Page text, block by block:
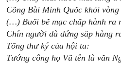
Cõng Bùi Minh Quốc khỏi
(…) Buổi bế mạc chấp hành ra
Chín người đà đứng sắp hàng
Tổng thư ký của hội ta:
Tướng công họ Vũ tên là văn